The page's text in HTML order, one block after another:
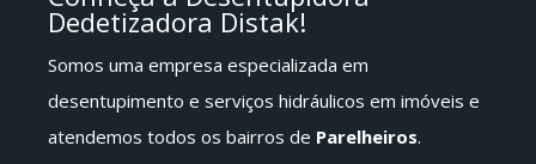
Dedetizadora Distak!
Somos uma empresa especializada em
desentupimento e serviços hidráulicos em imóveis e
atendemos todos os bairros de Parelheiros.